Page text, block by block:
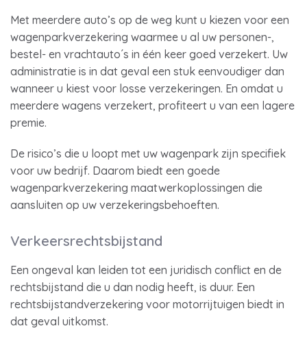
Met meerdere auto’s op de weg kunt u kiezen voor een
wagenparkverzekering waarmee u al uw personen-,
bestel- en vrachtauto´s in één keer goed verzekert. Uw
administratie is in dat geval een stuk eenvoudiger dan
wanneer u kiest voor losse verzekeringen. En omdat u
meerdere wagens verzekert, profiteert u van een lagere
premie.
De risico’s die u loopt met uw wagenpark zijn specifiek
voor uw bedrijf. Daarom biedt een goede
wagenparkverzekering maatwerkoplossingen die
aansluiten op uw verzekeringsbehoeften.
Verkeersrechtsbijstand
Een ongeval kan leiden tot een juridisch conflict en de
rechtsbijstand die u dan nodig heeft, is duur. Een
rechtsbijstandverzekering voor motorrijtuigen biedt in
dat geval uitkomst.